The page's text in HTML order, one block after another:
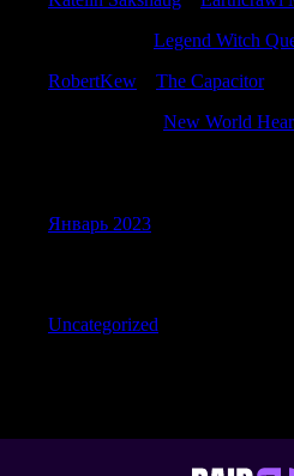
Legend Witch
RobertKew
The Capacitor
New World
Январь 2023
Uncategorized